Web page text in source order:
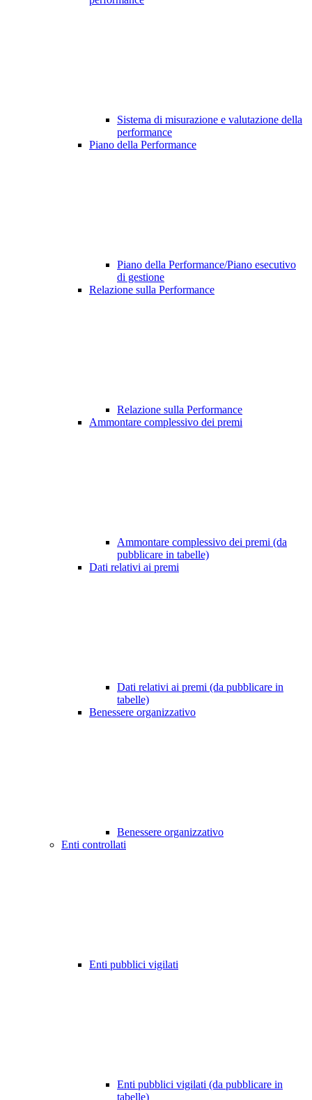
Sistema di misurazione e valutazione della
performance
Piano della Performance
Piano della Performance/Piano esecutivo
di gestione
Relazione sulla Performance
Relazione sulla Performance
Ammontare complessivo dei premi
Ammontare complessivo dei premi (da
pubblicare in tabelle)
Dati relativi ai premi
Dati relativi ai premi (da pubblicare in
tabelle)
Benessere organizzativo
Benessere organizzativo
Enti controllati
Enti pubblici vigilati
Enti pubblici vigilati (da pubblicare in
tabelle)